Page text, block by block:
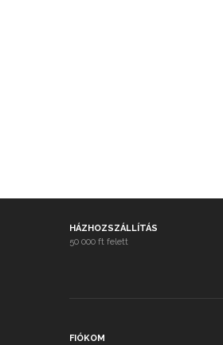
HÁZHOZSZÁLLÍTÁS
50 000 ft felett
FIÓKOM